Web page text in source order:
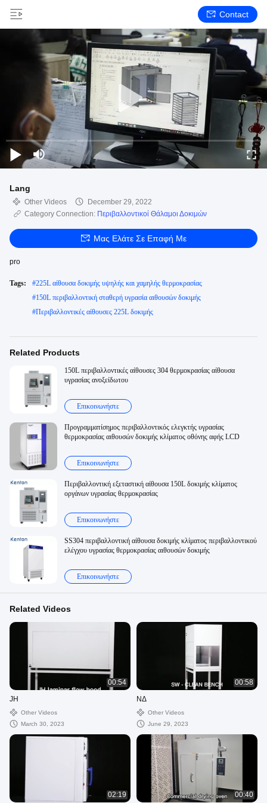
Contact
Lang
Other Videos
December 29, 2022
Category Connection: Περιβαλλοντικοί Θάλαμοι Δοκιμών
Μας Ελάτε Σε Επαφή Με
pro
Tags: #225L αίθουσα δοκιμής υψηλής και χαμηλής θερμοκρασίας
#150L περιβαλλοντική σταθερή υγρασία αιθουσών δοκιμής
#Περιβαλλοντικές αίθουσες 225L δοκιμής
Related Products
150L περιβαλλοντικές αίθουσες 304 θερμοκρασίας αίθουσα
υγρασίας ανοξείδωτου
Επικοινωνήστε
Προγραμματίσημος περιβαλλοντικός ελεγκτής υγρασίας
θερμοκρασίας αιθουσών δοκιμής κλίματος οθόνης αφής LCD
Επικοινωνήστε
Περιβαλλοντική εξεταστική αίθουσα 150L δοκιμής κλίματος
οργάνων υγρασίας θερμοκρασίας
Επικοινωνήστε
SS304 περιβαλλοντική αίθουσα δοκιμής κλίματος περιβαλλοντικού
ελέγχου υγρασίας θερμοκρασίας αιθουσών δοκιμής
Επικοινωνήστε
Related Videos
00:54
JH
Other Videos
March 30, 2023
00:58
ΝΔ
Other Videos
June 29, 2023
02:19 00:40